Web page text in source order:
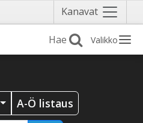
Kanavat Näytä
valikko
Valikko
A-Ö listaus